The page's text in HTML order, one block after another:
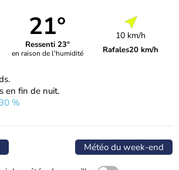
21°
Ressenti 23°
en raison de l'humidité
10 km/h
Rafales20 km/h
en fin de nuit.
30 %
Météo du week-end